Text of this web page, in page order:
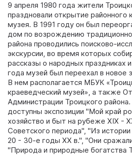
9 апреля 1980 года жители
праздновали открытие районного
музея. В 1991 году он был
дом по возрождению
района проводились поисково-
экскурсии, во время которых
рассказы о народных праздниках
года музей был переехал в новое
В нем располагается МБУК
краеведческий музей», а также
Администрации Троицкого
доступны экспозиции "Мой край
хозяйство и быт на рубеже XIX -
Советского периода", "Из
20 - 30-е годы ХХ в.", "Они
"Природа и природные богатства